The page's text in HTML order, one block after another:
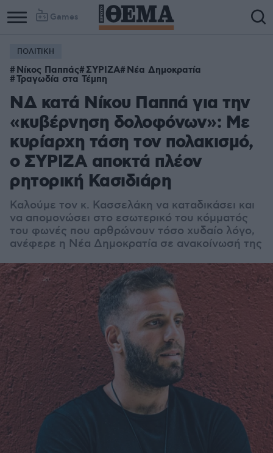
Games
ΠΟΛΙΤΙΚΗ
Νίκος Παππάς ΣΥΡΙΖΑ Νέα Δημοκρατία
Τραγωδία στα Τέμπη
ΝΔ κατά Νίκου Παππά για την
«κυβέρνηση δολοφόνων»: Με
κυρίαρχη τάση τον πολακισμό,
ο ΣΥΡΙΖΑ αποκτά πλέον
ρητορική Κασιδιάρη
Καλούμε τον κ. Κασσελάκη να καταδικάσει και
να απομονώσει στο εσωτερικό του κόμματός
του φωνές που αρθρώνουν τόσο χυδαίο λόγο,
ανέφερε η Νέα Δημοκρατία σε ανακοίνωσή της